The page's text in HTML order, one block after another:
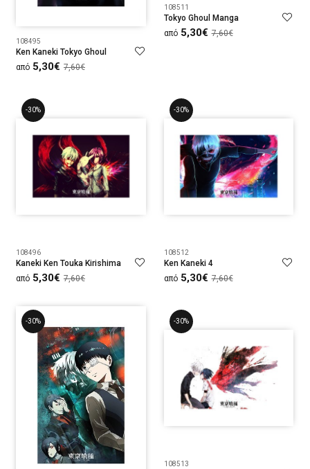
108495
Ken Kaneki Tokyo Ghoul
από 5,30€ 7,60€
108511
Tokyo Ghoul Manga
από 5,30€ 7,60€
-30%
108496
Kaneki Ken Touka Kirishima
από 5,30€ 7,60€
-30%
108512
Ken Kaneki 4
από 5,30€ 7,60€
-30% -30%
108513